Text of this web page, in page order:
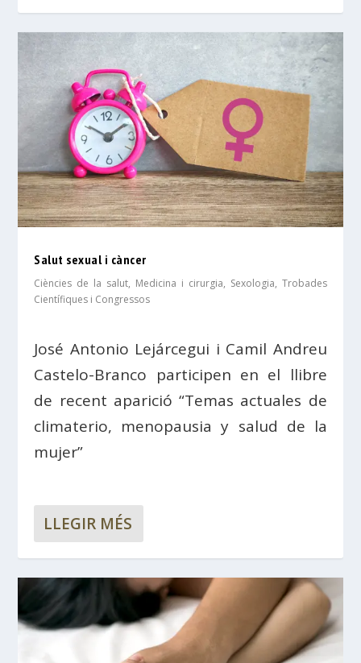
Salut sexual i càncer
Ciències de la salut, Medicina i cirurgia, Sexologia, Trobades
Científiques i Congressos
José Antonio Lejárcegui i Camil Andreu
Castelo-Branco participen en el llibre
de recent aparició “Temas actuales de
climaterio, menopausia y salud de la
mujer”
LLEGIR MÉS